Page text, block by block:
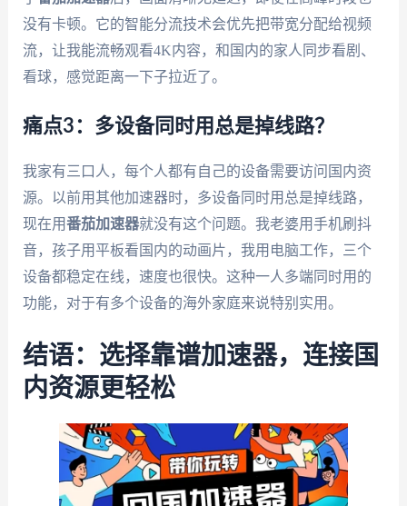
没有卡顿。它的智能分流技术会优先把带宽分配给视频
流，让我能流畅观看4K内容，和国内的家人同步看剧、
看球，感觉距离一下子拉近了。
痛点3：多设备同时用总是掉线路？
我家有三口人，每个人都有自己的设备需要访问国内资
源。以前用其他加速器时，多设备同时用总是掉线路，
现在用番茄加速器就没有这个问题。我老婆用手机刷抖
音，孩子用平板看国内的动画片，我用电脑工作，三个
设备都稳定在线，速度也很快。这种一人多端同时用的
功能，对于有多个设备的海外家庭来说特别实用。
结语：选择靠谱加速器，连接国
内资源更轻松